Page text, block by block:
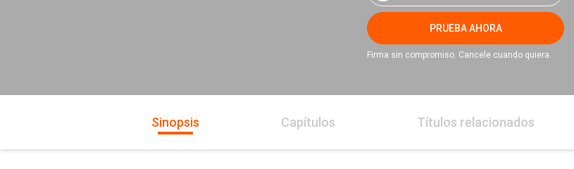
PRUEBA AHORA
Firma sin compromiso. Cancele cuando quiera.
Sinopsis Capítulos Títulos relacionados